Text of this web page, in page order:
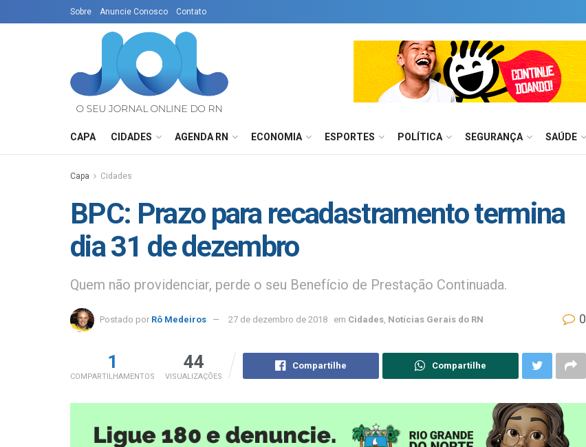
Sobre Anuncie Conosco Contato
CAPA CIDADES AGENDA RN ECONOMIA ESPORTES POLÍTICA SEGURANÇA SAÚDE
Capa Cidades
BPC: Prazo para recadastramento termina
dia 31 de dezembro
Quem não providenciar, perde o seu Benefício de Prestação Continuada.
Postado por Rô Medeiros 27 de dezembro de 2018 em Cidades Notícias Gerais do RN 0
1
COMPARTILHAMENTOS
44
VISUALIZAÇÕES
Compartilhe Compartilhe